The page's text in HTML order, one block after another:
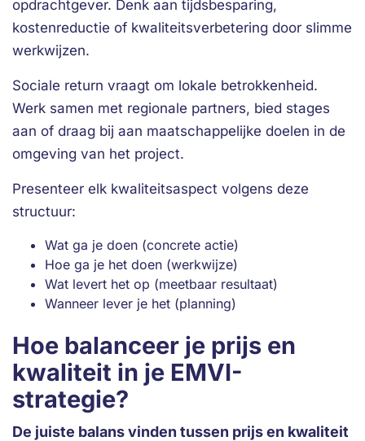
opdrachtgever. Denk aan tijdsbesparing,
kostenreductie of kwaliteitsverbetering door slimme
werkwijzen.
Sociale return vraagt om lokale betrokkenheid.
Werk samen met regionale partners, bied stages
aan of draag bij aan maatschappelijke doelen in de
omgeving van het project.
Presenteer elk kwaliteitsaspect volgens deze
structuur:
Wat ga je doen (concrete actie)
Hoe ga je het doen (werkwijze)
Wat levert het op (meetbaar resultaat)
Wanneer lever je het (planning)
Hoe balanceer je prijs en
kwaliteit in je EMVI-
strategie?
De juiste balans vinden tussen prijs en kwaliteit